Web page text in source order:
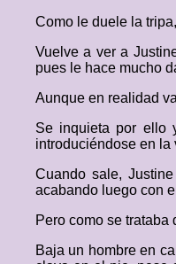
Como le duele la
Vuelve a ver a
pues le hace mucho
Aunque en realidad
Se inquieta por ello
introduciéndose en la
Cuando sale,
acabando luego con
Pero como se trataba
Baja un hombre en